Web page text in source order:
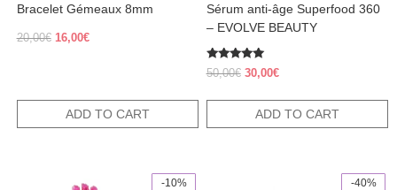
Bracelet Gémeaux 8mm
20,00€ Original
16,00€Current
ADD TO CART
Sérum anti-âge Superfood 360
– EVOLVE BEAUTY
Rated
5.00
50,00€ Original
50,00€.
30,00€Current
30,00€.
ADD TO CART
-10% -40%